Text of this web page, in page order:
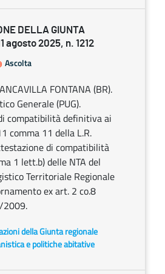
DELLA GIUNTA
agosto 2025, n. 1212
Ascolta
FONTANA (BR).
Generale (PUG).
compatibilità definitiva ai
comma 11 della L.R.
di compatibilità
1 lett.b) delle NTA del
Territoriale Regionale
ex art. 2 co.8
2009.
della Giunta regionale
e politiche abitative